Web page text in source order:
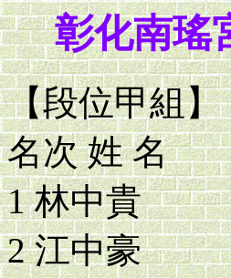
彰化南瑤
【段位甲組】
名次 姓 名
1 林中貴
2 江中豪